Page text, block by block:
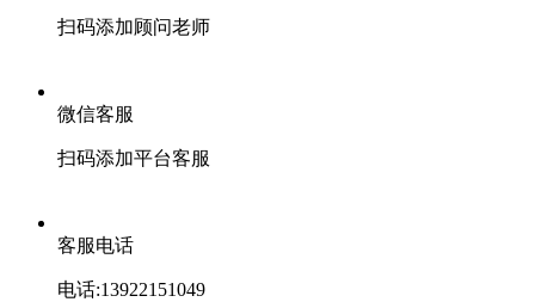
扫码添加顾问老师
微信客服
扫码添加平台客服
客服电话
电话:13922151049